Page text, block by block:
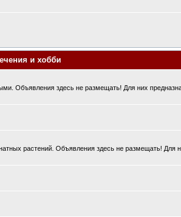
и хобби
Объявления здесь не размещать! Для них
растений. Объявления здесь не размещать! Для